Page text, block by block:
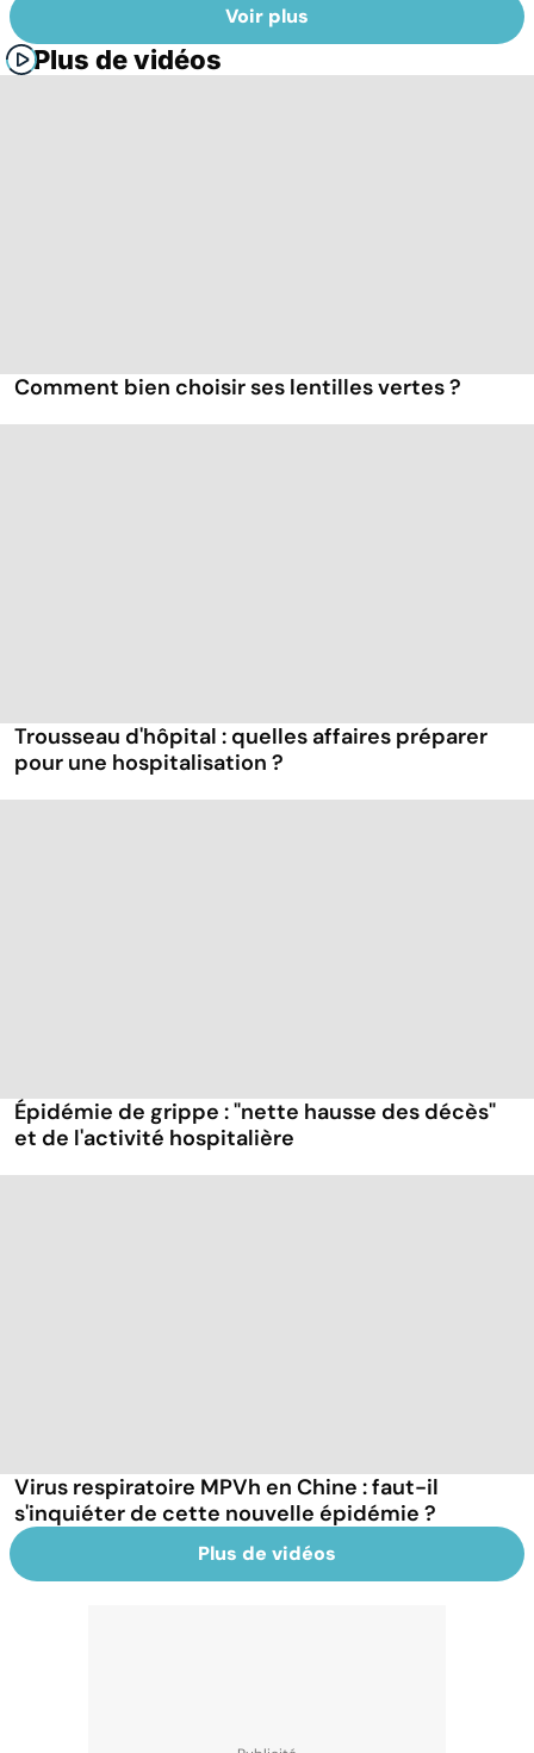
Voir plus
Plus de vidéos
Comment bien choisir ses lentilles vertes ?
Trousseau d'hôpital : quelles affaires préparer
pour une hospitalisation ?
Épidémie de grippe : "nette hausse des décès"
et de l'activité hospitalière
Virus respiratoire MPVh en Chine : faut-il
s'inquiéter de cette nouvelle épidémie ?
Plus de vidéos